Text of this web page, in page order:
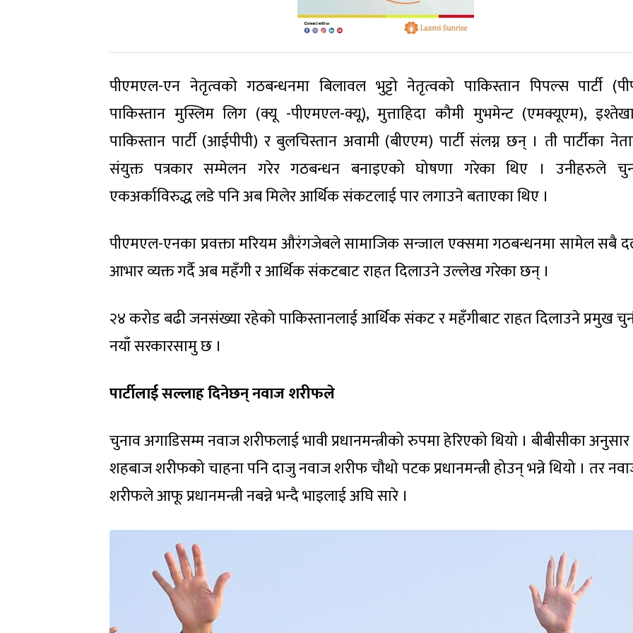
पीएमएल-एन नेतृत्वको गठबन्धनमा बिलावल भुट्टो नेतृत्वको पाकिस्तान पिपल्स पार्टी
पाकिस्तान मुस्लिम लिग (क्यू -पीएमएल-क्यू), मुत्ताहिदा कौमी मुभमेन्ट (एमक्यूएम),
पाकिस्तान पार्टी (आईपीपी) र बुलचिस्तान अवामी (बीएएम) पार्टी संलग्न छन् । ती पार्टीका
संयुक्त पत्रकार सम्मेलन गरेर गठबन्धन बनाइएको घोषणा गरेका थिए । उनीहरुले
एकअर्काविरुद्ध लडे पनि अब मिलेर आर्थिक संकटलाई पार लगाउने बताएका थिए ।
पीएमएल-एनका प्रवक्ता मरियम औरंगजेबले सामाजिक सन्जाल एक्समा गठबन्धनमा सामेल सबै
आभार व्यक्त गर्दै अब महँगी र आर्थिक संकटबाट राहत दिलाउने उल्लेख गरेका छन् ।
२४ करोड बढी जनसंख्या रहेको पाकिस्तानलाई आर्थिक संकट र महँगीबाट राहत दिलाउने प्रमुख
नयाँ सरकारसामु छ ।
पार्टीलाई सल्लाह दिनेछन् नवाज शरीफले
चुनाव अगाडिसम्म नवाज शरीफलाई भावी प्रधानमन्त्रीको रुपमा हेरिएको थियो । बीबीसीका अनुसार
शहबाज शरीफको चाहना पनि दाजु नवाज शरीफ चौथो पटक प्रधानमन्त्री होउन् भन्ने थियो । तर
शरीफले आफू प्रधानमन्त्री नबन्ने भन्दै भाइलाई अघि सारे ।